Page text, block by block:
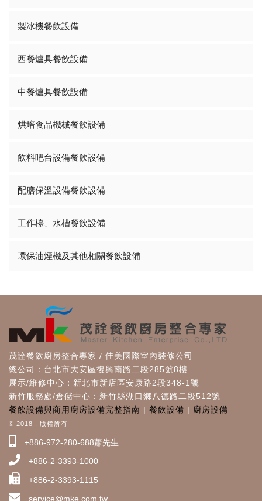
製冰機餐飲設備
西餐爐具餐飲設備
中餐爐具餐飲設備
烘培食品機械餐飲設備
飲料吧台設備餐飲設備
配膳保溫設備餐飲設備
工作檯、水槽餐飲設備
環保油煙機及其他相關餐飲設備
茂詮餐飲廚房整合專家 / 佳美國際室內裝修公司
總公司：台北市大安區復興南路二段285號8樓
展示/維修中心：新北市新店區安康路2段348-1號
新竹服務處/倉儲中心：新竹縣湖口鄉八德路二段512號
餐飲設備與商用廚房設備完整指南 | 餐飲設備 | 廚房設備
© 2018 . 版權所有
+886-972-280-688蕭先生
+886-2-3393-1000
+886-2-3393-1115
service@mke.com.tw